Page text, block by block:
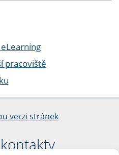
pracoviště
verzi stránek